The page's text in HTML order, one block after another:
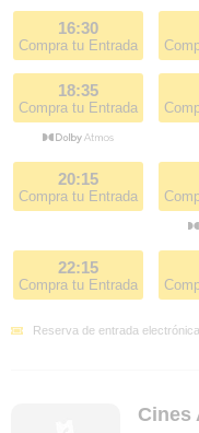
16:30
Compra tu Entrada
18:35
Compra tu Entrada
20:15
Compra tu Entrada
22:15
Compra tu Entrada
Reserva de entrada
Cines